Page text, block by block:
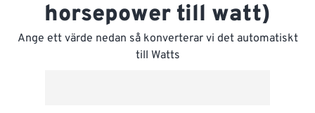
horsepower till watt)
Ange ett värde nedan så konverterar vi det automatiskt
till Watts